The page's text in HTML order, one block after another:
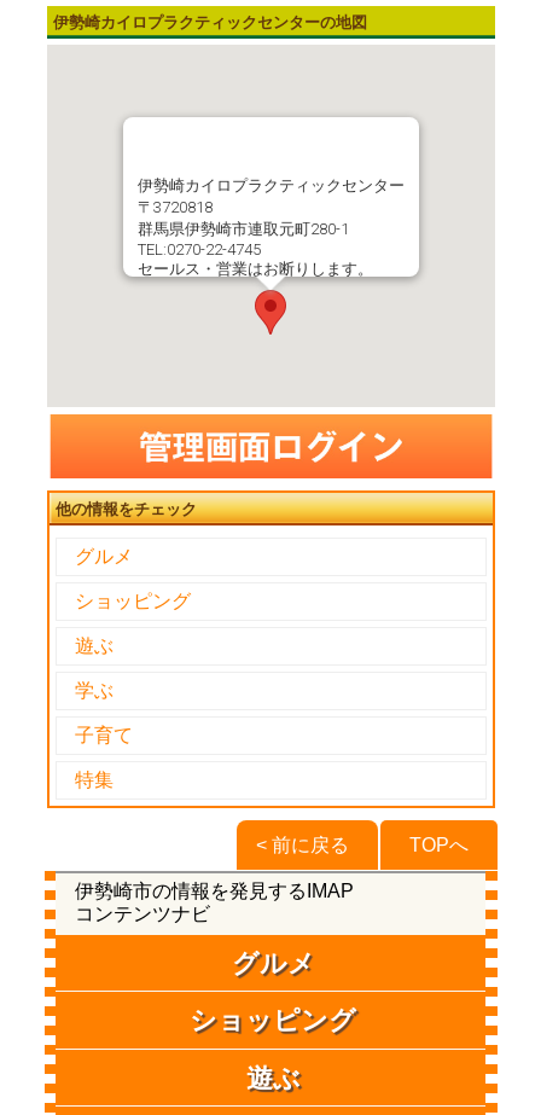
伊勢崎カイロプラクティックセンターの地図
伊勢崎カイロプラクティックセンター
〒3720818
群馬県伊勢崎市連取元町280-1
TEL:0270-22-4745
セールス・営業はお断りします。
施術中で出るのに時間がかかる場合が
他の情報をチェック
グルメ
ショッピング
遊ぶ
学ぶ
子育て
特集
TOPへ
< 前に戻る
伊勢崎市の情報を発見するIMAP
コンテンツナビ
グルメ
ショッピング
遊ぶ